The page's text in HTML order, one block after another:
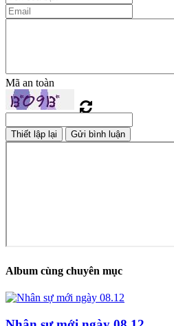
Mã an toàn
Album cùng chuyên mục